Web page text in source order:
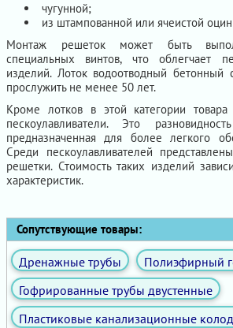
чугунной;
из штампованной или ячеистой
Монтаж решеток может быть
специальных винтов, что облегчает
изделий. Лоток водоотводный бетонный
прослужить не менее 50 лет.
Кроме лотков в этой категории товара
пескоулавливатели. Это
предназначенная для более легкого
Среди пескоулавливателей
решетки. Стоимость таких изделий
характеристик.
Сопутствующие товары:
Дренажные трубы
Полиэфирный
Гофрированные трубы двустенные
Пластиковые канализационные